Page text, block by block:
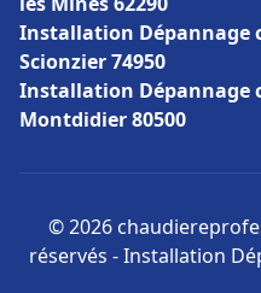
Installation Dépannage
Scionzier 74950
Installation Dépannage
Montdidier 80500
© 2026
réservés - Installation